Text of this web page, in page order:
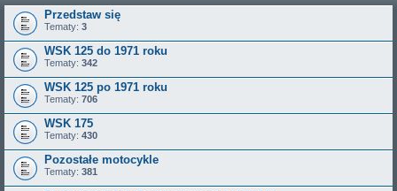
Przedstaw się
Tematy: 3
WSK 125 do 1971 roku
Tematy: 342
WSK 125 po 1971 roku
Tematy: 706
WSK 175
Tematy: 430
Pozostałe motocykle
Tematy: 381